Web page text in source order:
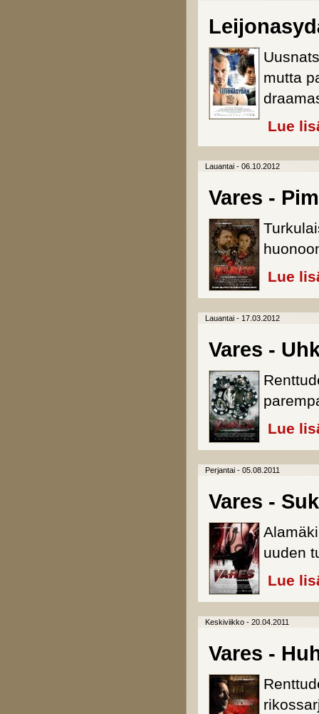
mutta
Lue
Lauantai - 06.10.2012
Vares -
Lue
Lauantai - 17.03.2012
Vares -
Lue
Perjantai - 05.08.2011
Vares -
uuden
Lue
Keskiviikko - 20.04.2011
Vares -